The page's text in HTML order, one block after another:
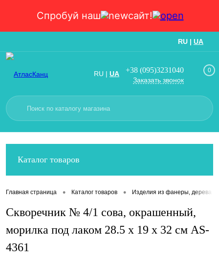
Спробуй наш сайт!
RU | UA
RU | UA +38 (095)3231040
Заказать звонок
0
Каталог товаров
Главная страница • Каталог товаров • Изделия из фанеры, дерева
Скворечник № 4/1 сова, окрашенный,
морилка под лаком 28.5 х 19 х 32 см AS-
4361